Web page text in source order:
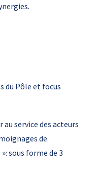
du Pôle et focus
au service des acteurs
de
sous forme de 3